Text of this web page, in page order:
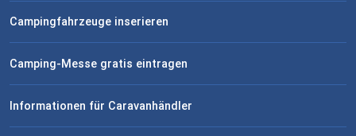
Campingfahrzeuge inserieren
Camping-Messe gratis eintragen
Informationen für Caravanhändler